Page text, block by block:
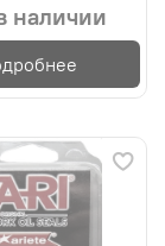
наличии